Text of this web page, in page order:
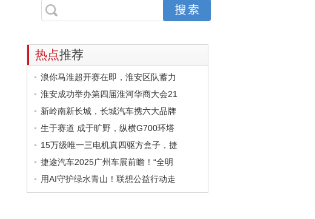
热点推荐
浪你马淮超开赛在即，淮安区队蓄力
淮安成功举办第四届淮河华商大会21
新岭南新长城，长城汽车携六大品牌
生于赛道 成于旷野，纵横G700环塔
15万级唯一三电机真四驱方盒子，捷
捷途汽车2025广州车展前瞻！“全明
用AI守护绿水青山！联想公益行动走